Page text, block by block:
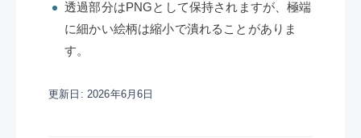
透過部分はPNGとして保持されますが、極端
に細かい絵柄は縮小で潰れることがありま
す。
更新日: 2026年6月6日